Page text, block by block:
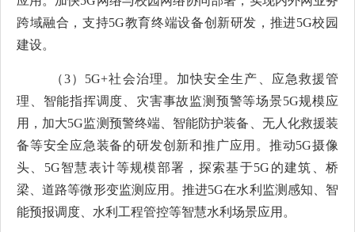
跨域融合，支持5G教育终端设备创新研发，推进5G校园
建设。
（3） 5G+社会治理。加快安全生产、应急救援管
理、智能指挥调度、灾害事故监测预警等场景5G规模应
用，加大5G监测预警终端、智能防护装备、无人化救援装
备等安全应急装备的研发创新和推广应用。推动5G摄像
头、 5G智慧表计等规模部署，探索基于5G 的建筑、桥
梁、道路等微形变监测应用。推进5G在水利监测感知、智
能预报调度、水利工程管控等智慧水利场景应用。